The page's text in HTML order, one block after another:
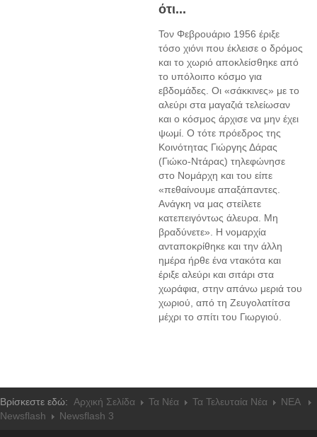
ότι...
Τον Φεβρουάριο 1956 έριξε
τόσο χιόνι που έκλεισε ο δρόμος
και το χωριό αποκλείσθηκε από
το υπόλοιπο κόσμο για
εβδομάδες. Οι «σάκκινες» με το
αλεύρι στα μαγαζιά τελείωσαν
και ο κόσμος άρχισε να μην έχει
ψωμί. Ο τότε πρόεδρος της
Κοινότητας Γιώργης Δάρας
(Γιώκο-Ντάρας) τηλεφώνησε
στο Νομάρχη και του είπε
«πεθαίνουμε απαξάπαντες.
Ανάγκη να μας στείλετε
κατεπειγόντως άλευρα. Μη
βραδύνετε». Η νομαρχία
ανταποκρίθηκε και την άλλη
ημέρα ήρθε ένα ντακότα και
έριξε αλεύρι και σιτάρι στα
χωράφια, στην απάνω μεριά του
χωριού, από τη Ζευγολατίτσα
μέχρι το σπίτι του Γιωργιού.
Βρίσκεστε εδώ: Αρχική Σελίδα Τα Νέα Τα Τελευταία Νέα
NEA
Newsflash
Newsflash 3